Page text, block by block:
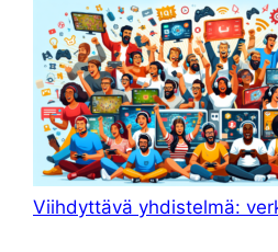
Viihdyttävä yhdistelmä: